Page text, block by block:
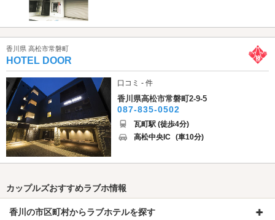
香川県 高松市常磐町
HOTEL DOOR
口コミ - 件
香川県高松市常磐町2-9-5
087-835-0502
瓦町駅 (徒歩4分)
高松中央IC (車10分)
カップルズおすすめラブホ情報
香川の市区町村からラブホテルを探す